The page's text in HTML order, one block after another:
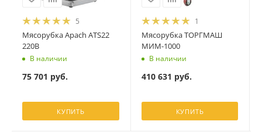
5
Мясорубка Apach ATS22
220В
В наличии
75 701 руб.
КУПИТЬ
1
Мясорубка ТОРГМАШ
МИМ-1000
В наличии
410 631 руб.
КУПИТЬ